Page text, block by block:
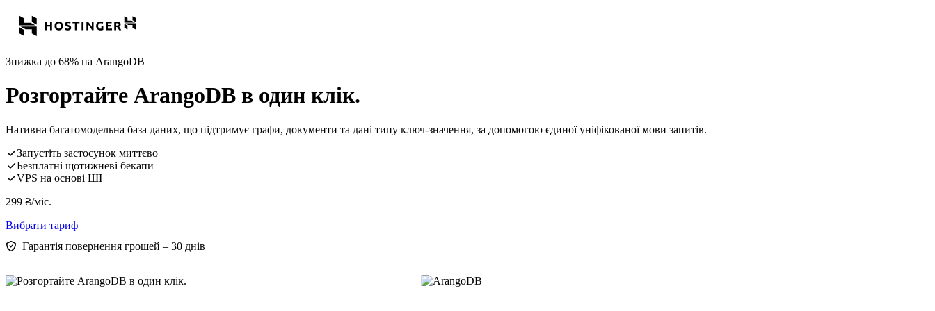
Знижка до 68% на ArangoDB
Розгортайте ArangoDB в один клік.
Нативна багатомодельна база даних, що підтримує графи, документи та дані типу ключ-значення, за допомогою єдиної уніфікованої мови запитів.
Запустіть застосунок миттєво
Безплатні щотижневі бекапи
VPS на основі ШІ
299 ₴/міс.
Вибрати тариф
Гарантія повернення грошей – 30 днів